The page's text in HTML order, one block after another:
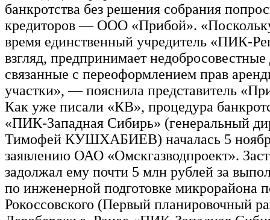
банкротства без решения собрания
кредиторов — ООО «Прибой».
время единственный учредитель «ПИК-
взгляд, предпринимает недобросовестные
связанные с переоформлением прав
участки», — пояснила представитель
Как уже писали «КВ», процедура
«ПИК-Западная Сибирь» (генеральный
Тимофей КУШХАБИЕВ) началась 5
заявлению ОАО «Омскгазводпроект».
задолжал ему почти 5 млн рублей за
по инженерной подготовке микрорайона
Рокоссовского (Первый планировочный